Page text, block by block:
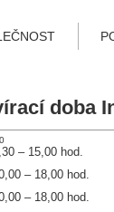
doba
– 15,00 hod.
– 18,00 hod.
– 18,00 hod.